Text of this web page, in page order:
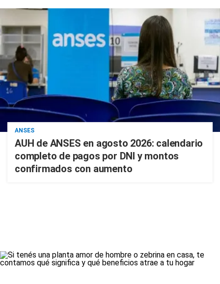
ANSES
AUH de ANSES en agosto 2026: calendario
completo de pagos por DNI y montos
confirmados con aumento